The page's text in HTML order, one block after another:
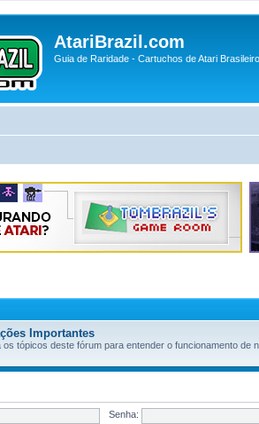
AtariBrazil.com
Guia de Raridade - Cartuchos de Atari
Importantes
os tópicos deste fórum para entender o funcionamento de
Senha: